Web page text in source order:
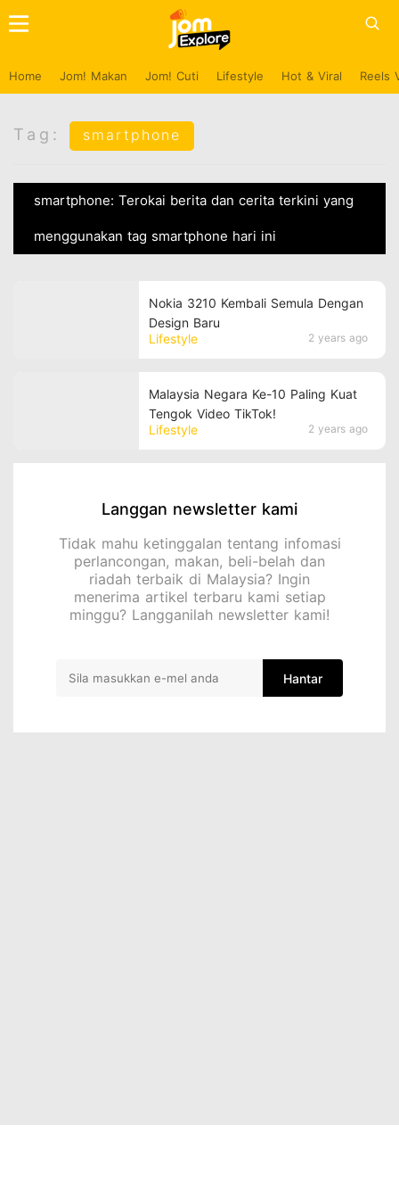
Home Jom! Makan Jom! Cuti Lifestyle Hot & Viral Reels
Tag: smartphone
smartphone: Terokai berita dan cerita terkini yang
menggunakan tag smartphone hari ini
Lifestyle 2 years ago
Nokia 3210 Kembali Semula Dengan
Design Baru
Lifestyle 2 years ago
Malaysia Negara Ke-10 Paling Kuat
Tengok Video TikTok!
Langgan newsletter kami
Tidak mahu ketinggalan tentang infomasi
perlancongan, makan, beli-belah dan
riadah terbaik di Malaysia? Ingin
menerima artikel terbaru kami setiap
minggu? Langganilah newsletter kami!
Hantar